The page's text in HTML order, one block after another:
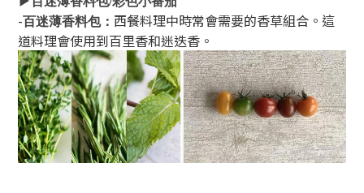
-百迷薄香料包： 西餐料理中時常會需要的香草組合。這
道料理會使用到百里香和迷迭香。